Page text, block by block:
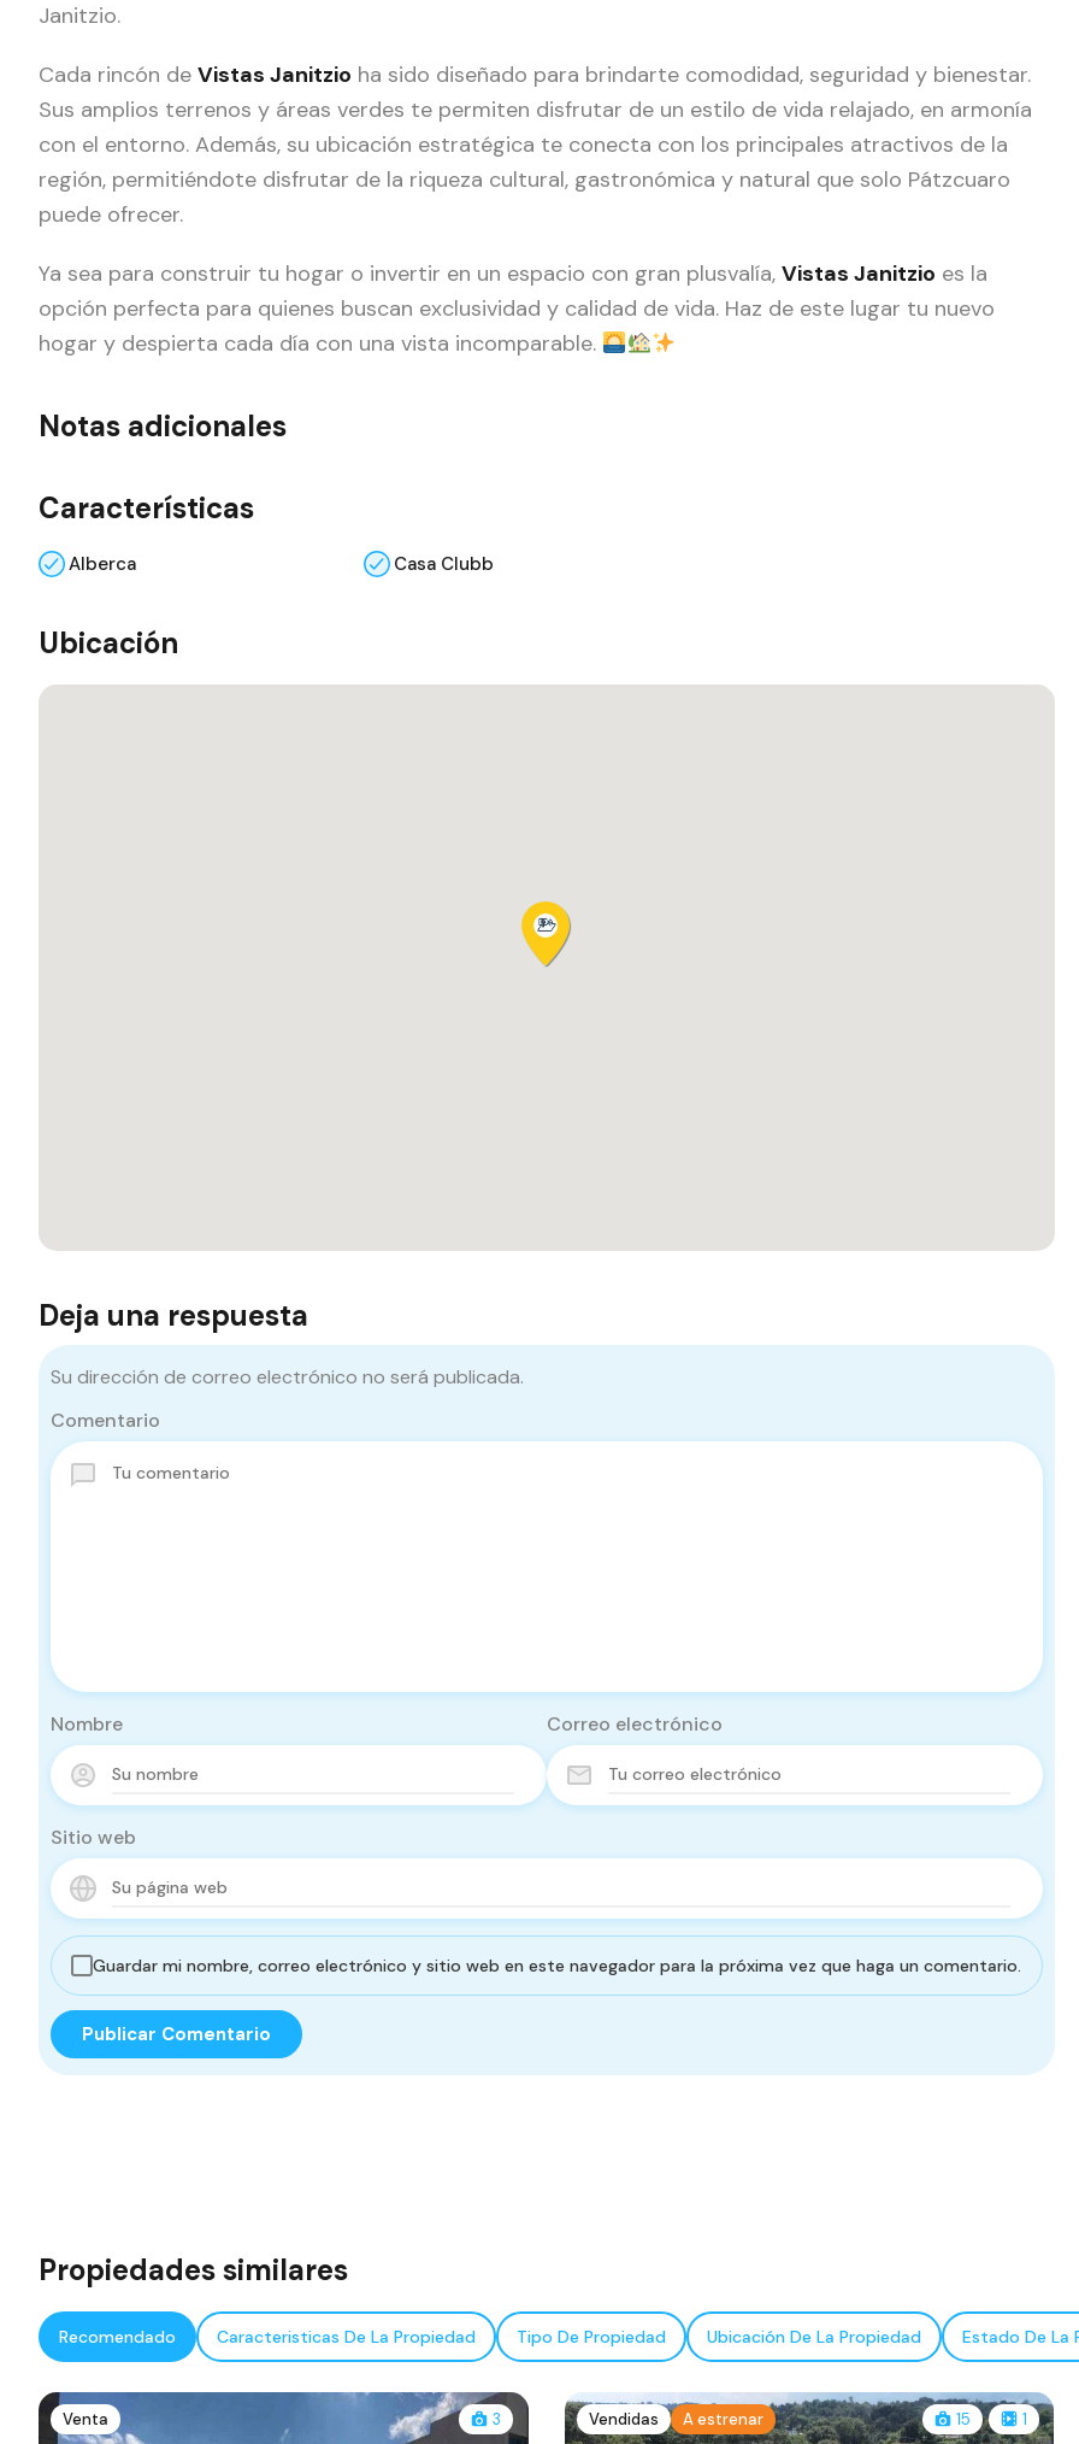
Janitzio.
Cada rincón de Vistas Janitzio ha sido diseñado para brindarte comodidad, seguridad y bienestar.
Sus amplios terrenos y áreas verdes te permiten disfrutar de un estilo de vida relajado, en armonía
con el entorno. Además, su ubicación estratégica te conecta con los principales atractivos de la
región, permitiéndote disfrutar de la riqueza cultural, gastronómica y natural que solo Pátzcuaro
puede ofrecer.
Ya sea para construir tu hogar o invertir en un espacio con gran plusvalía, Vistas Janitzio es la
opción perfecta para quienes buscan exclusividad y calidad de vida. Haz de este lugar tu nuevo
hogar y despierta cada día con una vista incomparable.
Notas adicionales
Características
Alberca Casa Clubb
Ubicación
Deja una respuesta
Su dirección de correo electrónico no será publicada.
Comentario
Nombre Correo electrónico
Sitio web
Guardar mi nombre, correo electrónico y sitio web en este navegador para la próxima vez que haga un comentario.
Propiedades similares
Recomendado Caracteristicas De La Propiedad Tipo De Propiedad Ubicación De La Propiedad Estado De La
Venta 3 Vendidas A estrenar 15 1